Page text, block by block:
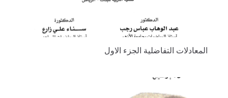
المعادلات التفاضلية الجزء الاول